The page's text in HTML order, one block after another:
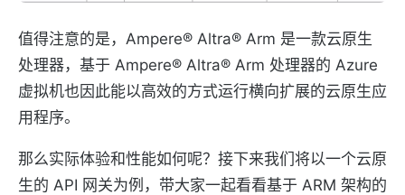
值得注意的是，Ampere® Altra® Arm 是一款云原生
处理器，基于 Ampere® Altra® Arm 处理器的 Azure
虚拟机也因此能以高效的方式运行横向扩展的云原生应
用程序。
那么实际体验和性能如何呢？接下来我们将以一个云原
生的 API 网关为例，带大家一起看看基于 ARM 架构的